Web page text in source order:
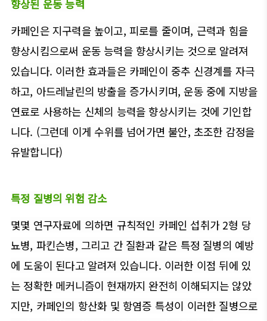
향상된 운동 능력
카페인은 지구력을 높이고, 피로를 줄이며, 근력과 힘을
향상시킴으로써 운동 능력을 향상시키는 것으로 알려져
있습니다. 이러한 효과들은 카페인이 중추 신경계를 자극
하고, 아드레날린의 방출을 증가시키며, 운동 중에 지방을
연료로 사용하는 신체의 능력을 향상시키는 것에 기인합
니다. (그런데 이게 수위를 넘어가면 불안, 초조한 감정을
유발합니다)
특정 질병의 위험 감소
몇몇 연구자료에 의하면 규칙적인 카페인 섭취가 2형 당
뇨병, 파킨슨병, 그리고 간 질환과 같은 특정 질병의 예방
에 도움이 된다고 알려져 있습니다. 이러한 이점 뒤에 있
는 정확한 메커니즘이 현재까지 완전히 이해되지는 않았
지만, 카페인의 항산화 및 항염증 특성이 이러한 질병으로